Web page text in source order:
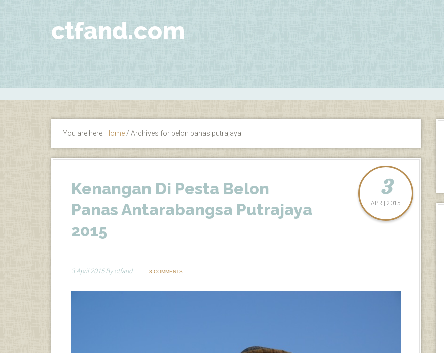
ctfand.com
You are here: Home / Archives for belon panas putrajaya
Kenangan Di Pesta Belon
Panas Antarabangsa Putrajaya
2015
3
APR | 2015
3 April 2015Byctfand 3 COMMENTS